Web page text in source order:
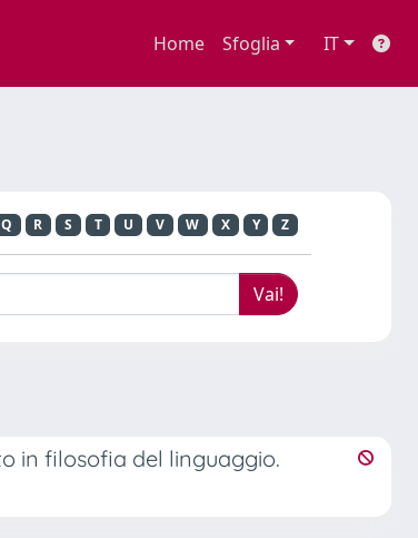
Home Sfoglia IT
Q R S T U V W X Y Z
in filosofia del linguaggio.